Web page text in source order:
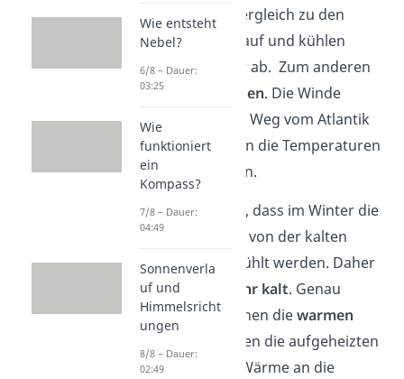
wärmen sich im Vergleich zu den
Meeren schneller auf und kühlen
ebenfalls schneller ab. Zum anderen
von den
Westwinden. Die Winde
nehmen auf ihrem Weg vom Atlantik
zum Landesinneren die Temperaturen
der Landmassen an.
So kommt es dazu, dass im Winter die
milden Westwinde von der kalten
Landmasse abgekühlt werden. Daher
sind dieWinter sehr kalt. Genau
umgekehrt entstehen diewarmen
. Hier geben die aufgeheizten
Landmassen ihre Wärme an die
Wie entsteht
Nebel?
6/8 – Dauer:
03:25
Wie
funktioniert
ein
Kompass?
7/8 – Dauer:
04:49
Sonnenverla
uf und
Himmelsricht
ungen
8/8 – Dauer:
02:49